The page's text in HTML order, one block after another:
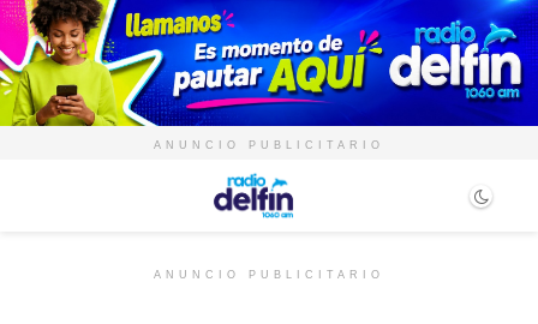
ANUNCIO PUBLICITARIO
ANUNCIO PUBLICITARIO